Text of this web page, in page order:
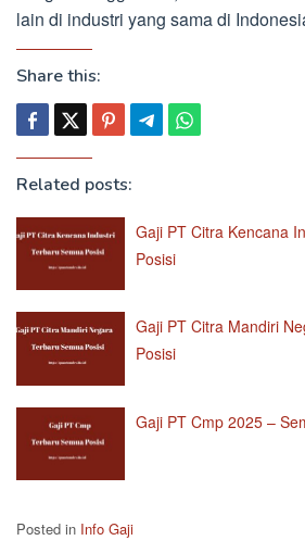
lain di industri yang sama di
Share this:
Related posts:
Gaji PT Citra Kencana
Posisi
Gaji PT Citra Mandiri
Posisi
Gaji PT Cmp 2025 –
Posted in Info Gaji